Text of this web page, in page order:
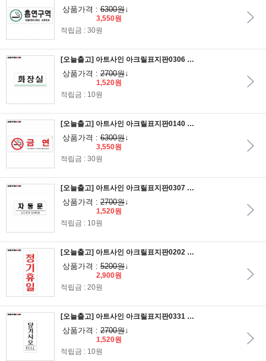
상품가격 : 6300원↓
3,550원
적립금 : 30원
[오늘출고] 아트사인 아크릴표지판0306 화장실 12x5
상품가격 : 2700원↓
1,520원
적립금 : 10원
[오늘출고] 아트사인 아크릴표지판0140 금연(금연구역에서흡연시..) 27x9.5
상품가격 : 6300원↓
3,550원
적립금 : 30원
[오늘출고] 아트사인 아크릴표지판0307 자동문(AUTO DOOR) 12x5
상품가격 : 2700원↓
1,520원
적립금 : 10원
[오늘출고] 아트사인 아크릴표지판0202 정기휴일 25x8
상품가격 : 5200원↓
2,900원
적립금 : 20원
[오늘출고] 아트사인 아크릴표지판0331 당기시오(PULL) 12x5
상품가격 : 2700원↓
1,520원
적립금 : 10원